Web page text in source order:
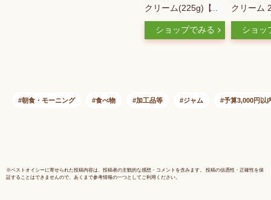
クリーム(225g)【ボ
ンヌママン】[スプレ
ッド マロン クリ ク
ショップでみる
クリーム
ショッ
朝食・モーニング 食べ物 加工品等 ジャム 予算3,000円以
※ベストオイシーに寄せられた投稿内容は、投稿者の主観的な感想・コメントを含みます。 投稿の信憑性・正確性を保
証することはできませんので、あくまで参考情報の一つとしてご利用ください。